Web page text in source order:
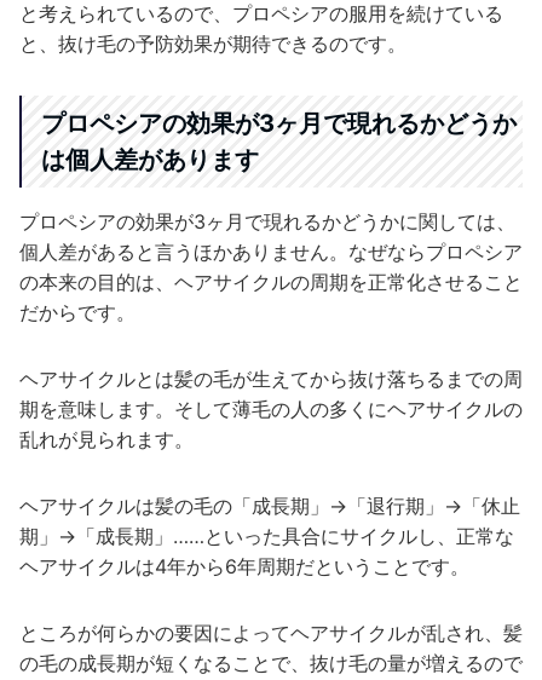
と考えられているので、プロペシアの服用を続けている
と、抜け毛の予防効果が期待できるのです。
プロペシアの効果が3ヶ月で現れるかどうか
は個人差があります
プロペシアの効果が3ヶ月で現れるかどうかに関しては、
個人差があると言うほかありません。なぜならプロペシア
の本来の目的は、ヘアサイクルの周期を正常化させること
だからです。
ヘアサイクルとは髪の毛が生えてから抜け落ちるまでの周
期を意味します。そして薄毛の人の多くにヘアサイクルの
乱れが見られます。
ヘアサイクルは髪の毛の「成長期」→「退行期」→「休止
期」→「成長期」……といった具合にサイクルし、正常な
ヘアサイクルは4年から6年周期だということです。
ところが何らかの要因によってヘアサイクルが乱され、髪
の毛の成長期が短くなることで、抜け毛の量が増えるので